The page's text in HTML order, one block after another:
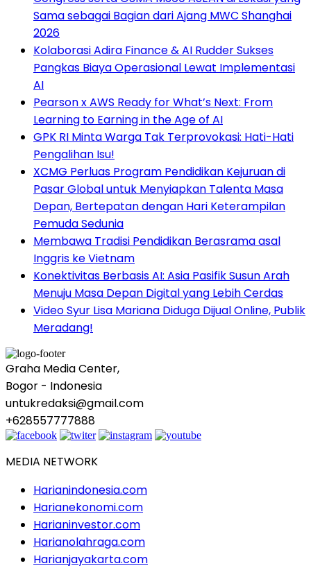
Sama sebagai Bagian dari Ajang MWC Shanghai
2026
Kolaborasi Adira Finance & AI Rudder Sukses
Pangkas Biaya Operasional Lewat Implementasi
AI
Pearson x AWS Ready for What’s Next: From
Learning to Earning in the Age of AI
GPK RI Minta Warga Tak Terprovokasi: Hati-Hati
Pengalihan Isu!
XCMG Perluas Program Pendidikan Kejuruan di
Pasar Global untuk Menyiapkan Talenta Masa
Depan, Bertepatan dengan Hari Keterampilan
Pemuda Sedunia
Membawa Tradisi Pendidikan Berasrama asal
Inggris ke Vietnam
Konektivitas Berbasis AI: Asia Pasifik Susun Arah
Menuju Masa Depan Digital yang Lebih Cerdas
Video Syur Lisa Mariana Diduga Dijual Online, Publik
Meradang!
Graha Media Center,
Bogor - Indonesia
untukredaksi@gmail.com
+628557777888
MEDIA NETWORK
Harianindonesia.com
Harianekonomi.com
Harianinvestor.com
Harianolahraga.com
Harianjayakarta.com